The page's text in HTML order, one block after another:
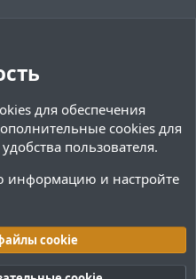
(RU)
для обеспечения
cookies для
пользователя.
информацию и настройте
cookie